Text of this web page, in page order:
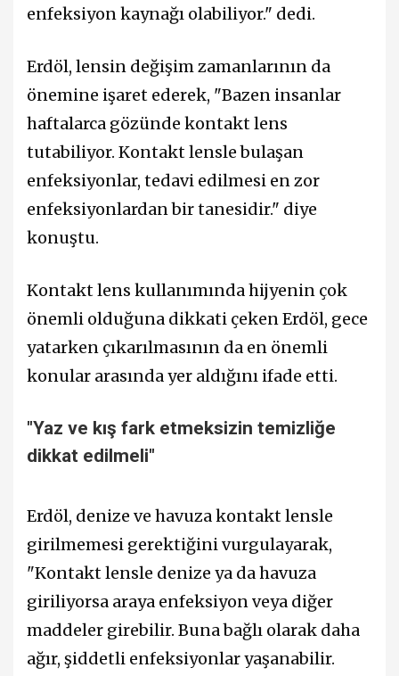
enfeksiyon kaynağı olabiliyor." dedi.
Erdöl, lensin değişim zamanlarının da
önemine işaret ederek, "Bazen insanlar
haftalarca gözünde kontakt lens
tutabiliyor. Kontakt lensle bulaşan
enfeksiyonlar, tedavi edilmesi en zor
enfeksiyonlardan bir tanesidir." diye
konuştu.
Kontakt lens kullanımında hijyenin çok
önemli olduğuna dikkati çeken Erdöl, gece
yatarken çıkarılmasının da en önemli
konular arasında yer aldığını ifade etti.
"Yaz ve kış fark etmeksizin temizliğe
dikkat edilmeli"
Erdöl, denize ve havuza kontakt lensle
girilmemesi gerektiğini vurgulayarak,
"Kontakt lensle denize ya da havuza
giriliyorsa araya enfeksiyon veya diğer
maddeler girebilir. Buna bağlı olarak daha
ağır, şiddetli enfeksiyonlar yaşanabilir.